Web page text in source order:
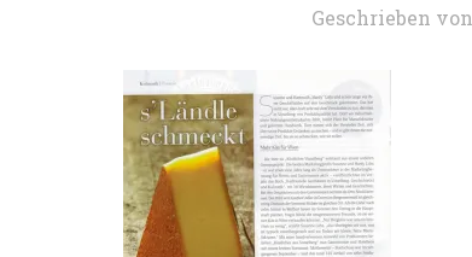
Geschrieben von